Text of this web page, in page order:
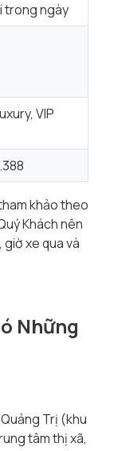
trong ngày
VIP
khảo theo
Khách nên
xe qua và
Những
Trị (khu
tâm thị xã,